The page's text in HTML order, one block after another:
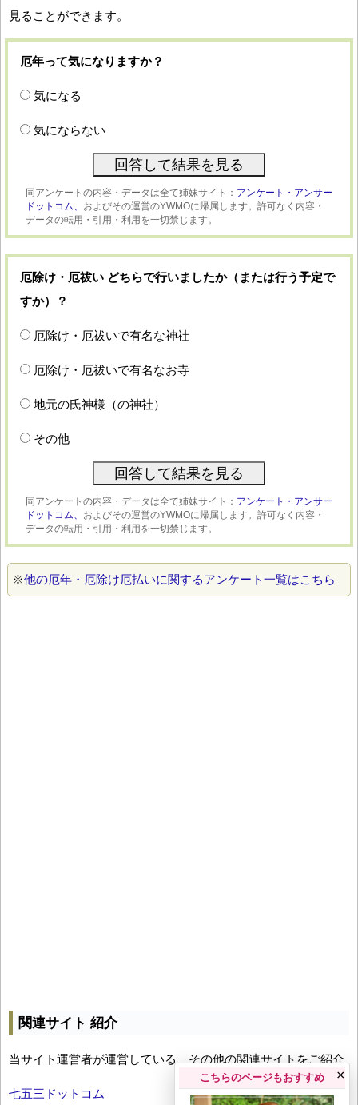
見ることができます。
厄年って気になりますか？
気になる
気にならない
同アンケートの内容・データは全て姉妹サイト： アンケート・アンサー
ドットコム、 およびその運営のYWMOに帰属します。許可なく内容・
データの転用・引用・利用を一切禁じます。
厄除け・厄祓い どちらで行いましたか（または行う予定で
すか）？
厄除け・厄祓いで有名な神社
厄除け・厄祓いで有名なお寺
地元の氏神様（の神社）
その他
同アンケートの内容・データは全て姉妹サイト： アンケート・アンサー
ドットコム、 およびその運営のYWMOに帰属します。許可なく内容・
データの転用・引用・利用を一切禁じます。
※他の厄年・厄除け厄払いに関するアンケート一覧はこちら
関連サイト 紹介
当サイト運営者が運営している、その他の関連サイトをご紹介
七五三ドットコム
こちらのページもおすすめ ×